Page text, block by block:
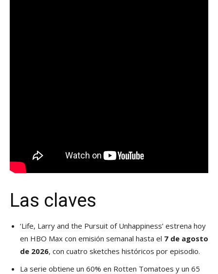
Las claves
‘Life, Larry and the Pursuit of Unhappiness’ estrena hoy
en HBO Max con emisión semanal hasta el 7 de agosto
de 2026, con cuatro sketches históricos por episodio.
La serie obtiene un 60% en Rotten Tomatoes y un 65